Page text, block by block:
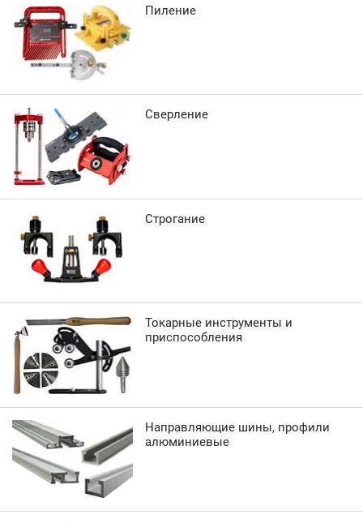
Пиление
Сверление
Строгание
Токарные инструменты и
приспособления
Направляющие шины, профили
алюминиевые